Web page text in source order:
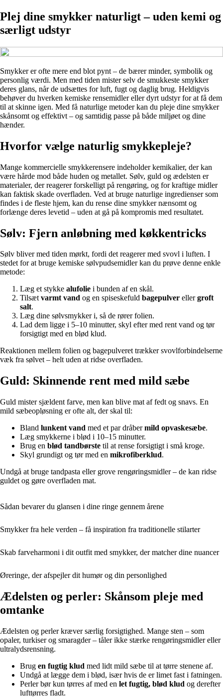
Plej dine smykker naturligt – uden kemi og
særligt udstyr
Smykker er ofte mere end blot pynt – de bærer minder, symbolik og
personlig værdi. Men med tiden mister selv de smukkeste smykker
deres glans, når de udsættes for luft, fugt og daglig brug. Heldigvis
behøver du hverken kemiske rensemidler eller dyrt udstyr for at få dem
til at skinne igen. Med få naturlige metoder kan du pleje dine smykker
skånsomt og effektivt – og samtidig passe på både miljøet og dine
hænder.
Hvorfor vælge naturlig smykkepleje?
Mange kommercielle smykkerensere indeholder kemikalier, der kan
være hårde mod både huden og metallet. Sølv, guld og ædelsten er
materialer, der reagerer forskelligt på rengøring, og for kraftige midler
kan faktisk skade overfladen. Ved at bruge naturlige ingredienser som
findes i de fleste hjem, kan du rense dine smykker nænsomt og
forlænge deres levetid – uden at gå på kompromis med resultatet.
Sølv: Fjern anløbning med køkkentricks
Sølv bliver med tiden mørkt, fordi det reagerer med svovl i luften. I
stedet for at bruge kemiske sølvpudsemidler kan du prøve denne enkle
metode:
Læg et stykke alufolie i bunden af en skål.
Tilsætvarmt vand og en spiseskefuld bagepulver ellergroft
salt.
Læg dine sølvsmykker i, så de rører folien.
Lad dem ligge i 5–10 minutter, skyl efter med rent vand og tør
forsigtigt med en blød klud.
Reaktionen mellem folien og bagepulveret trækker svovlforbindelserne
væk fra sølvet – helt uden at ridse overfladen.
Guld: Skinnende rent med mild sæbe
Guld mister sjældent farve, men kan blive mat af fedt og snavs. En
mild sæbeopløsning er ofte alt, der skal til:
Bland lunkent vand med et par dråbermild opvaskesæbe.
Læg smykkerne i blød i 10–15 minutter.
Brug en blød tandbørste til at rense forsigtigt i små kroge.
Skyl grundigt og tør med en mikrofiberklud.
Undgå at bruge tandpasta eller grove rengøringsmidler – de kan ridse
guldet og gøre overfladen mat.
Sådan bevarer du glansen i dine ringe gennem årene
Smykker fra hele verden – få inspiration fra traditionelle stilarter
Skab farveharmoni i dit outfit med smykker, der matcher dine nuancer
Øreringe, der afspejler dit humør og din personlighed
Ædelsten og perler: Skånsom pleje med
omtanke
Ædelsten og perler kræver særlig forsigtighed. Mange sten – som
opaler, turkiser og smaragder – tåler ikke stærke rengøringsmidler eller
ultralydsrensning.
Brug en fugtig klud med lidt mild sæbe til at tørre stenene af.
Undgå at lægge dem i blød, især hvis de er limet fast i fatningen.
Perler bør kun tørres af med en let fugtig, blød klud og derefter
lufttørres fladt.